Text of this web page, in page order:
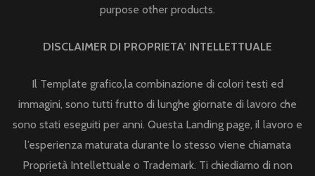
purpose other products.
DISCLAIMER DI PROPRIETA’ INTELLETTUALE
Il Template grafico,la combinazione di colori testi ed
immagini, sono tutti frutto di lunghe giornate di lavoro che
sono stati eseguiti per anni. Questa Landing page, il lavoro e
l’esperienza maturata durante lo stesso viene chiamata
Proprietà Intellettuale o Trademark. Ti chiediamo di non